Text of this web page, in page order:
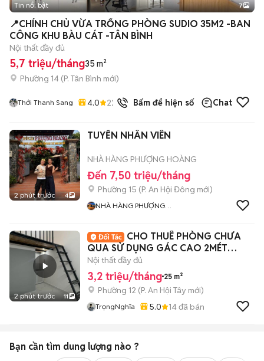
+2
Tin nổi bật 7
📍CHÍNH CHỦ VỪA TRỐNG PHÒNG SUDIO 35M2 -BAN
CÔNG KHU BÀU CÁT -TÂN BÌNH
Nội thất đầy đủ
5,7 triệu/tháng35 m²
Phường 14 (P. Tân Bình mới)
Thới Thanh Sang 4.0 22 đã bánBấm để hiện số Chat
2 phút trước 4
TUYỂN NHÂN VIÊN
NHÀ HÀNG PHƯỢNG HOÀNG
Đến 7,50 triệu/tháng
Phường 15 (P. An Hội Đông mới)
NHÀ HÀNG PHƯỢNG
2 phút trước 11
CHO THUÊ PHÒNG CHƯA
QUA SỬ DỤNG GÁC CAO 2MÉT
ĐƯỜNG HUỲNH VĂN NGHỆ
Nội thất đầy đủ
3,2 triệu/tháng 25 m²
Phường 12 (P. An Hội Tây mới)
TrọngNghĩa 5.0 14đã bán
Bạn cần tìm dung lượng nào ?